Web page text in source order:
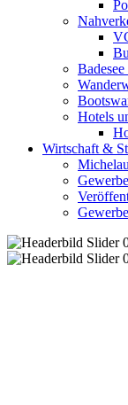
Hotels
Wirtschaft &